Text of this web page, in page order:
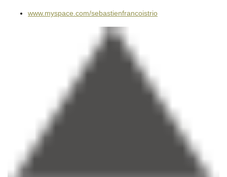
www.myspace.com/sebastienfrancoistrio